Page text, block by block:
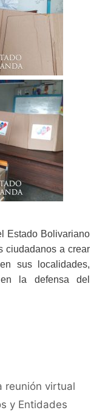
Estado Bolivariano
ciudadanos a crear
sus localidades,
la defensa del
reunión virtual
y Entidades